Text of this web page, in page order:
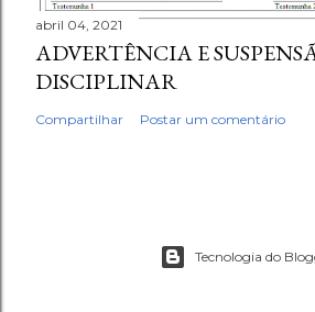
abril 04, 2021
ADVERTÊNCIA E
DISCIPLINAR
Compartilhar Postar um comentário
Tecnologia do